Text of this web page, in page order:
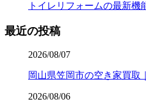
トイレリフォームの最新機
最近の投稿
2026/08/07
岡山県笠岡市の空き家買取
2026/08/06